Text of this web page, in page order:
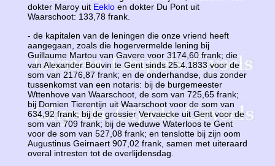
dokter Maroy uit Eekloen dokter Du Pont uit
Waarschoot: 133,78 frank.
- de kapitalen van de leningen die onze vriend heeft
aangegaan, zoals die hogervermelde lening bij
Guillaume Martou van Gavere voor 3174,60 frank; die
van Alexander Bouvin te Gent sinds 25.4.1833 voor de
som van 2176,87 frank; en de onderhandse, dus zonder
tussenkomst van een notaris: bij de burgemeester
Wttenhove van Waarschoot, de som van 725,65 frank;
bij Domien Tierentijn uit Waarschoot voor de som van
634,92 frank; bij de grossier Vervaecke uit Gent voor de
som van 709 frank; bij de weduwe Waterloos te Gent
voor de som van 527,08 frank; en tenslotte bij zijn oom
Augustinus Geirnaert 907,02 frank, samen met uiteraard
overal intresten tot de overlijdensdag.